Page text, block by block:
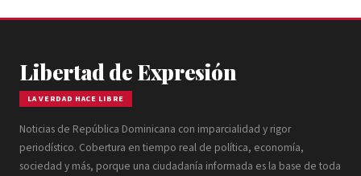
Libertad de Expresión
LA VERDAD HACE LIBRE
Noticias de República Dominicana con imparcialidad y rigor
periodístico. Cobertura en tiempo real de política, economía,
sociedad y más, porque una ciudadanía informada es la base de toda